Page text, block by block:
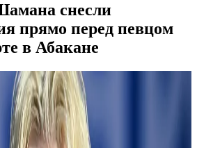
снесли
прямо перед певцом
в Абакане